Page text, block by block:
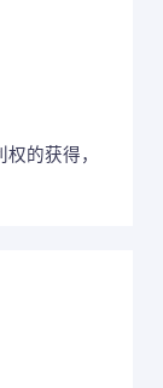
的获得，